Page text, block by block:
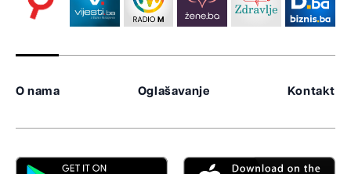
O nama Oglašavanje Kontakt